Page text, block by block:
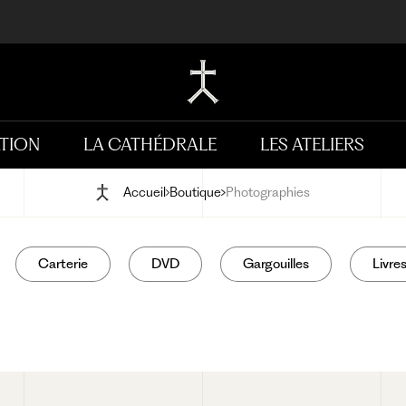
LA CATHÉDRALE LES ATELIERS
Accueil Boutique Photographies
Carterie DVD Gargouilles Livres